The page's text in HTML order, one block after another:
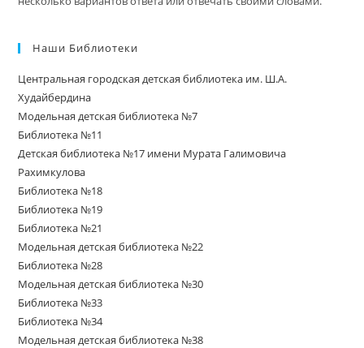
Наши Библиотеки
Центральная городская детская библиотека им. Ш.А.
Худайбердина
Модельная детская библиотека №7
Библиотека №11
Детская библиотека №17 имени Мурата Галимовича
Рахимкулова
Библиотека №18
Библиотека №19
Библиотека №21
Модельная детская библиотека №22
Библиотека №28
Модельная детская библиотека №30
Библиотека №33
Библиотека №34
Модельная детская библиотека №38